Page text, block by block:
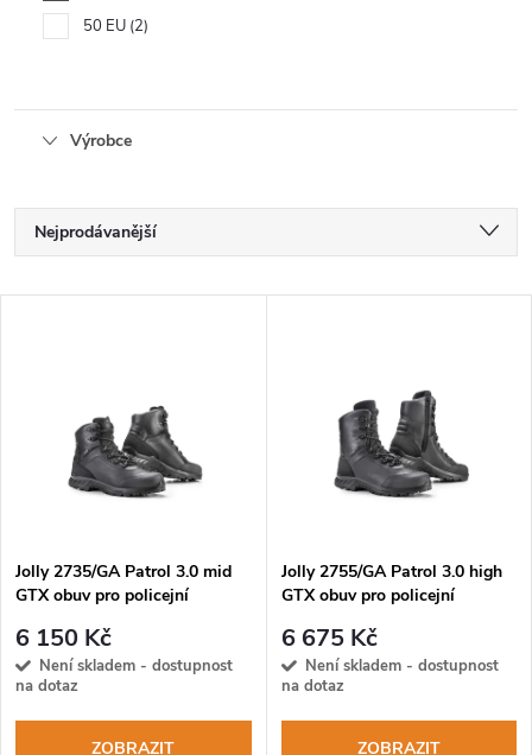
50 EU 2
Výrobce
Ř
a
p
r
o
Nejprodávanější
s
p
r
o
Jolly 2735/GA Patrol 3.0 mid
GTX obuv pro policejní
6 150 Kč
Není skladem - dostupnost
na dotaz
ZOBRAZIT
Jolly 2755/GA Patrol 3.0 high
GTX obuv pro policejní
6 675 Kč
Není skladem - dostupnost
na dotaz
ZOBRAZIT